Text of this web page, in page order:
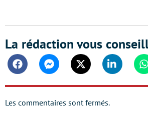
La rédaction vous
FacebookMessengerTwitter Linkedin
Les commentaires sont fermés.